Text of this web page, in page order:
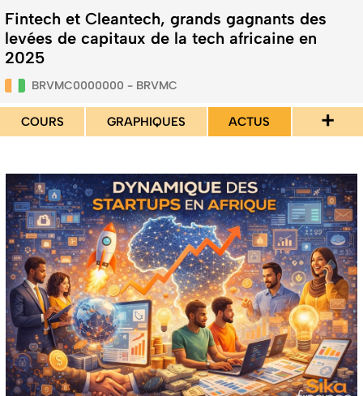
Fintech et Cleantech, grands gagnants des
levées de capitaux de la tech africaine en
2025
BRVMC0000000 - BRVMC
COURS GRAPHIQUES ACTUS +